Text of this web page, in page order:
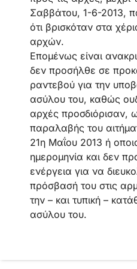
Σαββάτου, 1-6-2013,
ότι βρισκόταν στα
αρχών.
Επομένως είναι
δεν προσήλθε σε
ραντεβού για την
ασύλου του, καθώς
αρχές προσδιόρισαν,
παραλαβής του
21η Μαΐου 2013 ή
ημερομηνία και δεν
ενέργεια για να
πρόσβασή του στις
την – και τυπική –
ασύλου του.